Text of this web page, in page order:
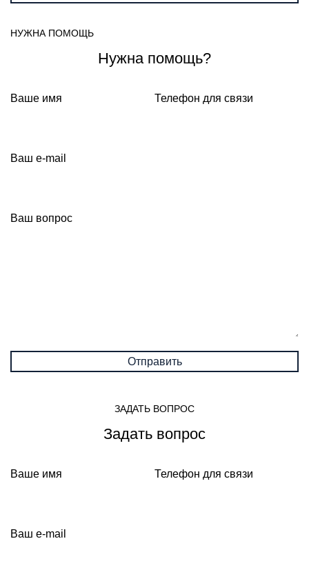
НУЖНА ПОМОЩЬ
Нужна помощь?
Ваше имя Телефон для связи
Ваш e-mail
Ваш вопрос
ЗАДАТЬ ВОПРОС
Задать вопрос
Ваше имя Телефон для связи
Ваш e-mail